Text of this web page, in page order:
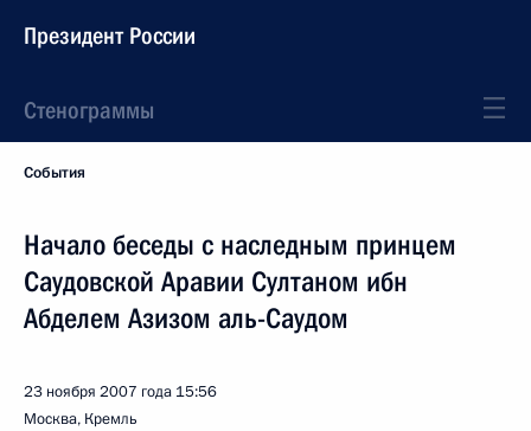
Президент России
Стенограммы
События
Начало беседы с наследным принцем
Саудовской Аравии Султаном ибн
Абделем Азизом аль-Саудом
23 ноября 2007 года 15:56
Москва, Кремль